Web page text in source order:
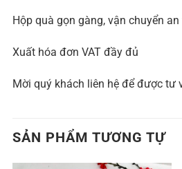
Hộp quà gọn gàng, vận chuyển
Xuất hóa đơn VAT đầy đủ
Mời quý khách liên hệ để được tư
SẢN PHẨM TƯƠNG TỰ